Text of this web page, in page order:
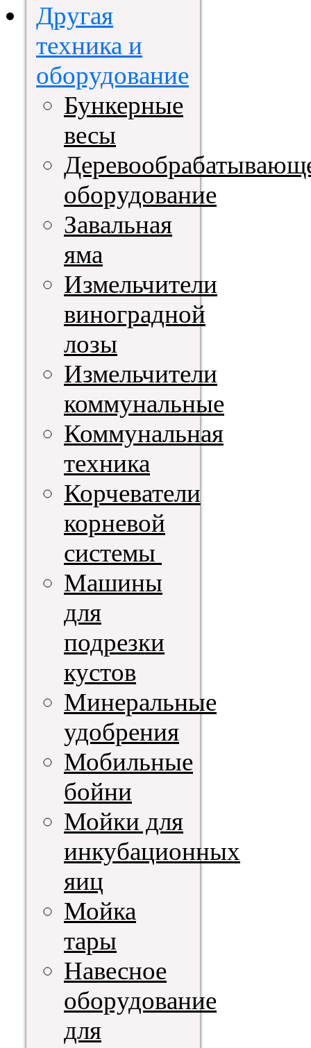
Другая
техника и
оборудование
Бункерные
весы
оборудование
Завальная
яма
Измельчители
виноградной
лозы
Измельчители
коммунальные
Коммунальная
техника
Корчеватели
корневой
системы
Машины
для
подрезки
кустов
Минеральные
удобрения
Мобильные
бойни
Мойки для
инкубационных
яиц
Мойка
тары
Навесное
оборудование
для